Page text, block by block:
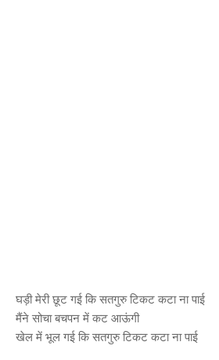
घड़ी मेरी छूट गई कि सतगुरु टिकट कटा ना पाई
मैंने सोचा बचपन में कट आऊंगी
खेल में भूल गई कि सतगुरु टिकट कटा ना पाई